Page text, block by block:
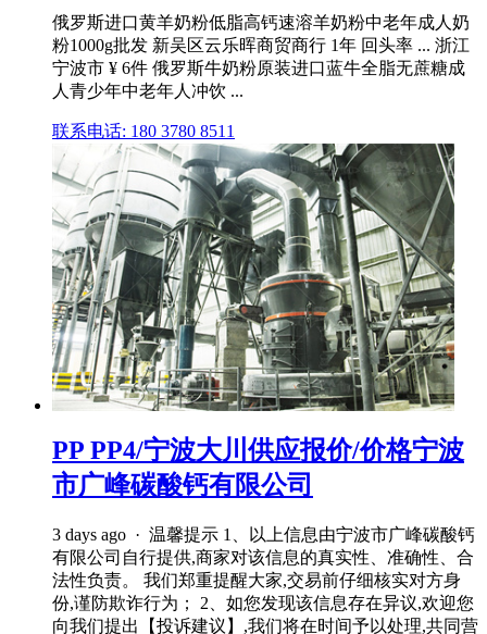
俄罗斯进口黄羊奶粉低脂高钙速溶羊奶粉中老年成人奶
粉1000g批发 新吴区云乐晖商贸商行 1年 回头率 ... 浙江
宁波市 ¥ 6件 俄罗斯牛奶粉原装进口蓝牛全脂无蔗糖成
人青少年中老年人冲饮 ...
联系电话: 180 3780 8511
PP PP4/宁波大川供应报价/价格宁波
市广峰碳酸钙有限公司
3 days ago · 温馨提示 1、以上信息由宁波市广峰碳酸钙
有限公司自行提供,商家对该信息的真实性、准确性、合
法性负责。 我们郑重提醒大家,交易前仔细核实对方身
份,谨防欺诈行为； 2、如您发现该信息存在异议,欢迎您
向我们提出【投诉建议】,我们将在时间予以处理,共同营